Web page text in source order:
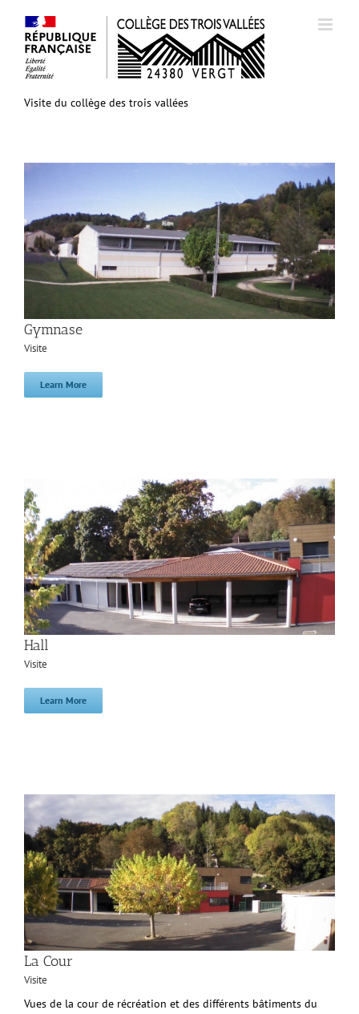
contenu
Visite du collège des trois vallées
Gymnase
Visite
Learn More
Hall
Visite
Learn More
La Cour
Visite
Vues de la cour de récréation et des différents bâtiments du